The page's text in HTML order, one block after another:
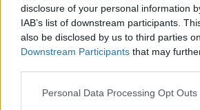
disclosure of your personal information
IAB’s list of downstream participants.
also be disclosed by us to third parties
Downstream Participants that may
Please note that this website/app uses
Personal Data Processing Opt Outs
Baksa Imre rendezőként
katalán, sőt Galceran darabokat
kortárs drámai világot. Bakucz
fordítója talán az egyetlen
rendre fordítja a katalán
legtöbbször a Neptun Brigád
kerülnek először színpadra.